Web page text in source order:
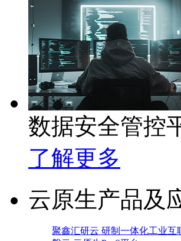
数据安全管控
了解更多
云原生产品及
聚鑫汇研云 研制一体化工业互